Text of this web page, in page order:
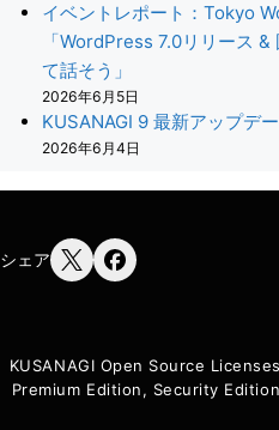
イベントレポート：Tokyo
「WordPress 7.0リリース
て話そう」
2026年6月5日
KUSANAGI 9 最新アップデ
2026年6月4日
シェア
KUSANAGI Open Source Licenses
Premium Edition, Security